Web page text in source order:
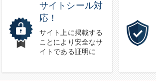
サイトシール対
応！
サイト上に掲載する
ことにより安全なサ
イトである証明に